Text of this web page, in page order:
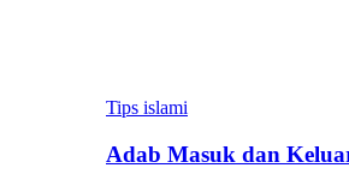
Tips islami
Adab Masuk dan